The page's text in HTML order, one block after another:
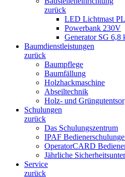
zurück
LED Lichtmast
Powerbank 230V
Generator SG 6,8
Baumdienstleistungen
zurück
Baumpflege
Baumfällung
Holzhackmaschine
Abseiltechnik
Holz- und
Schulungen
zurück
Das Schulungszentrum
IPAF
OperatorCARD
Jährliche
Service
zurück